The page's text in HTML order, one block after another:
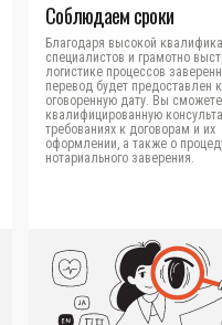
Соблюдаем сроки
Благодаря высокой
специалистов и грамотно
логистике процессов
перевод будет предоставлен
оговоренную дату. Вы
квалифицированную
требованиях к договорам и их
оформлении, а также о
нотариального заверения.